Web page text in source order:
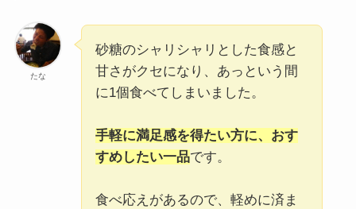
たな
砂糖のシャリシャリとした食感と
甘さがクセになり、あっという間
に1個食べてしまいました。
手軽に満足感を得たい方に、おす
すめしたい一品です。
食べ応えがあるので、軽めに済ま